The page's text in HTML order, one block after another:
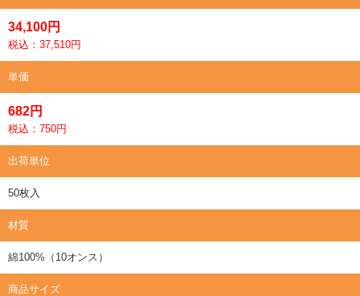
34,100円
税込：37,510円
単価
682円
税込：750円
出荷単位
50枚入
材質
綿100%（10オンス）
商品サイズ